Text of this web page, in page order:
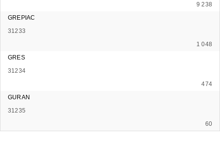
9 238
GREPIAC
31233
1 048
GRES
31234
474
GURAN
31235
60